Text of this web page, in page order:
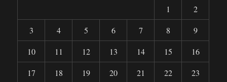
1
2
3
4 5 6 7 8
9
10
11 12 13 14 15
16
17
18 19 20 21 22
23